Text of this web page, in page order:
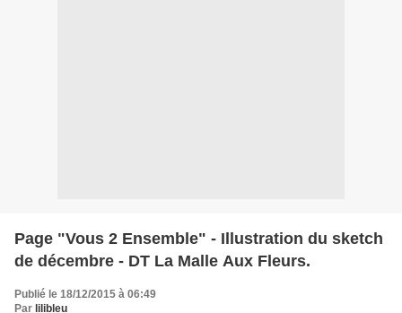
Page "Vous 2 Ensemble" - Illustration du sketch
de décembre - DT La Malle Aux Fleurs.
Publié le 18/12/2015 à 06:49
Par lilibleu